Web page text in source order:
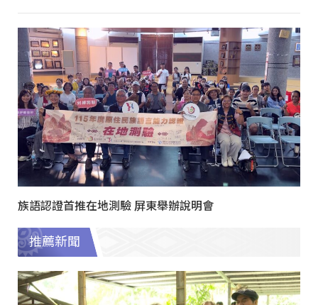
族語認證首推在地測驗 屏東舉辦說明會
推薦新聞